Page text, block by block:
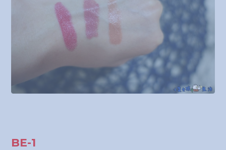
BE-1